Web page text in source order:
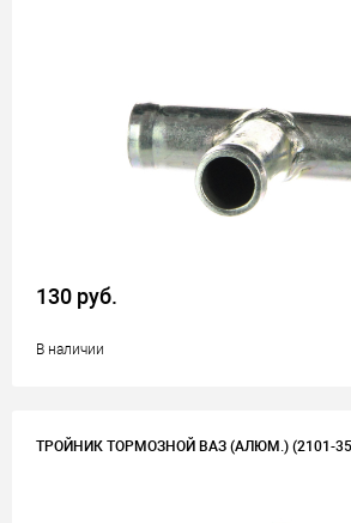
130 руб.
В наличии
ТРОЙНИК ТОРМОЗНОЙ ВАЗ (АЛЮМ.) (2101-